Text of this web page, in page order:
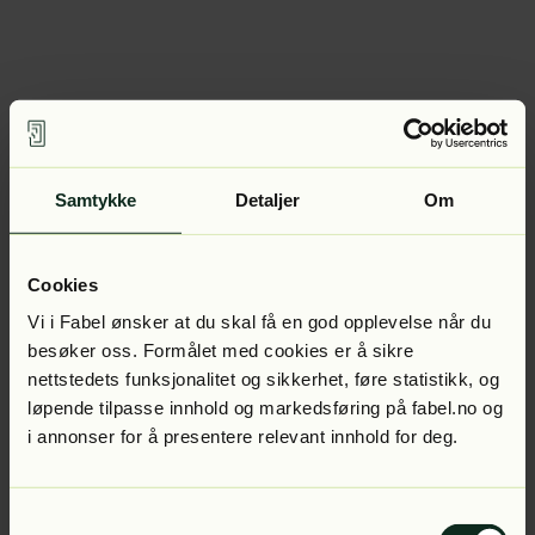
Samtykke Detaljer Om
Cookies
Vi i Fabel ønsker at du skal få en god opplevelse når du
besøker oss. Formålet med cookies er å sikre
nettstedets funksjonalitet og sikkerhet, føre statistikk, og
løpende tilpasse innhold og markedsføring på fabel.no og
i annonser for å presentere relevant innhold for deg.